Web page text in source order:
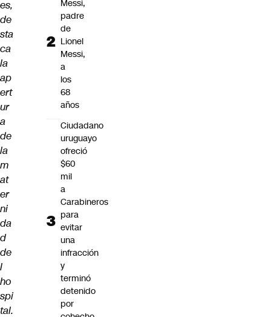
es,
de
sta
ca
la
ap
ert
ur
a
de
la
m
at
er
ni
da
d
de
l
ho
spi
tal.
Messi,
padre
de
Lionel
Messi,
a
los
68
años
Ciudadano
uruguayo
ofreció
$60
mil
a
Carabineros
para
evitar
una
infracción
y
terminó
detenido
por